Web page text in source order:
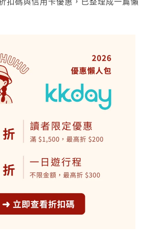
扣碼與信用卡優惠，已整理成一篇懶